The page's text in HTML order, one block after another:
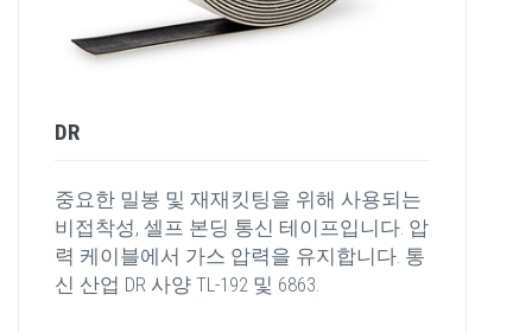
DR
중요한 밀봉 및 재재킷팅을 위해 사용되는
비접착성, 셀프 본딩 통신 테이프입니다. 압
력 케이블에서 가스 압력을 유지합니다. 통
신 산업 DR 사양 TL-192 및 6863.